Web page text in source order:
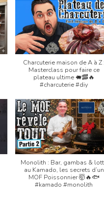
Charcuterie maison de A à Z :
Masterclass pour faire ce
plateau ultime 🐖🥓🔥
#charcuterie #diy
Monolith : Bar, gambas &
au Kamado, les secrets d’un
MOF Poissonnier 🤯🔥🐟
#kamado #monolith